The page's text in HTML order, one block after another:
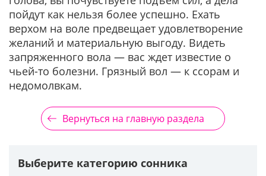
пойдут как нельзя более успешно. Ехать
верхом на воле предвещает удовлетворение
желаний и материальную выгоду. Видеть
запряженного вола — вас ждет известие о
чьей-то болезни. Грязный вол — к ссорам и
недомолвкам.
Вернуться на главную раздела
Выберите категорию сонника